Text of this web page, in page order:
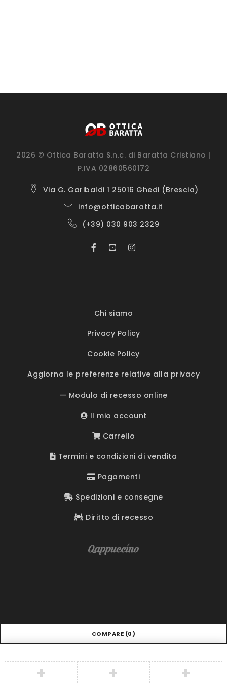
2026 © Ottica Baratta S.n.c. di Baratta Cristiano |
P.IVA 02860560172
Via G. Garibaldi 1 25016 Ghedi (Brescia)
info@otticabaratta.it
(+39) 030 903 2329
Chi siamo
Privacy Policy
Cookie Policy
Aggiorna le preferenze relative alla privacy
— Modulo di recesso online
Il mio account
Carrello
Termini e condizioni di vendita
Pagamenti
Spedizioni e consegne
Diritto di recesso
COMPARE (0)